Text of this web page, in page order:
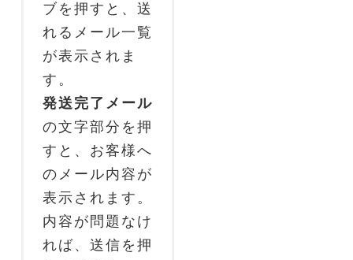
ブを押すと、送
れるメール一覧
が表示されま
す。
発送完了メール
の文字部分を押
すと、お客様へ
のメール内容が
表示されます。
内容が問題なけ
れば、送信を押